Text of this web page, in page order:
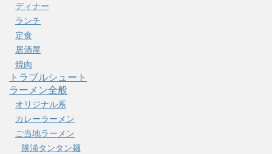
ディナー
ランチ
定食
居酒屋
焼肉
トラブルシュート
ラーメン全般
オリジナル系
カレーラーメン
ご当地ラーメン
勝浦タンタン麺